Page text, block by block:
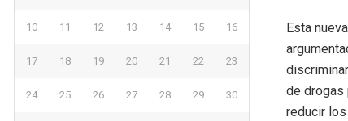
Esta
de drogas
reducir
10 11 12 13 14 15 16
17 18 19 20 21 22 23
24 25 26 27 28 29 30